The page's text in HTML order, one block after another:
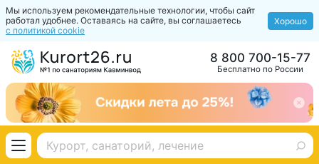
Мы используем рекомендательные технологии, чтобы сайт
работал удобнее. Оставаясь на сайте, вы соглашаетесь
с политикой cookie
Хорошо
Бесплатно по России
8 800 700-15-77